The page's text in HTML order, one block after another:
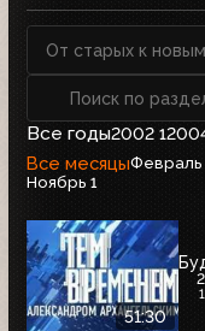
Все годы2002 1
Все месяцыФевраль
Ноябрь 1
51:30